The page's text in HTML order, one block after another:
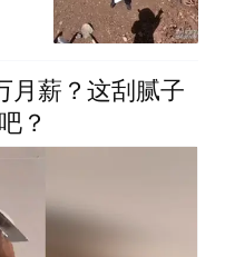
月薪？这刮腻子
？